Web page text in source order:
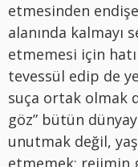
etmesinden
alanında kalmayı
etmemesi için
tevessül edip de
suça ortak olmak
göz” bütün
unutmak değil,